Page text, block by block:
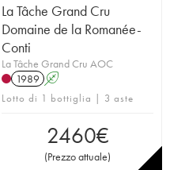
La Tâche Grand Cru
Domaine de la Romanée-
Conti
La Tâche Grand Cru AOC
1989 A
Lotto di 1 bottiglia | 3 aste
2460€
(Prezzo attuale)